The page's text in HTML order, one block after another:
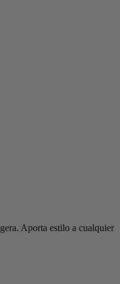
Aporta estilo a cualquier